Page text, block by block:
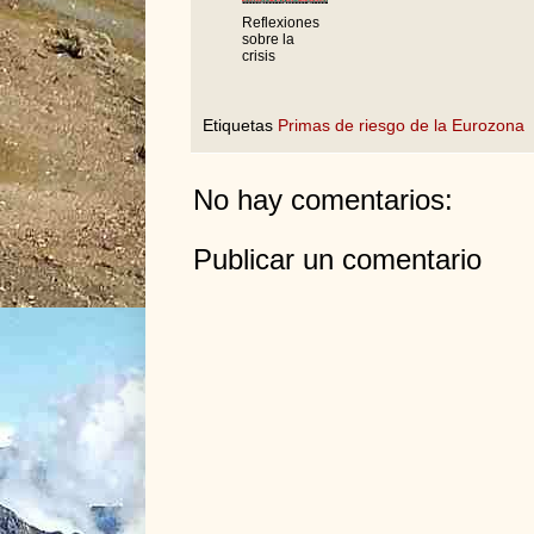
Reflexiones
sobre la
crisis
Etiquetas Primas de riesgo de la Eurozona
No hay comentarios:
Publicar un comentario